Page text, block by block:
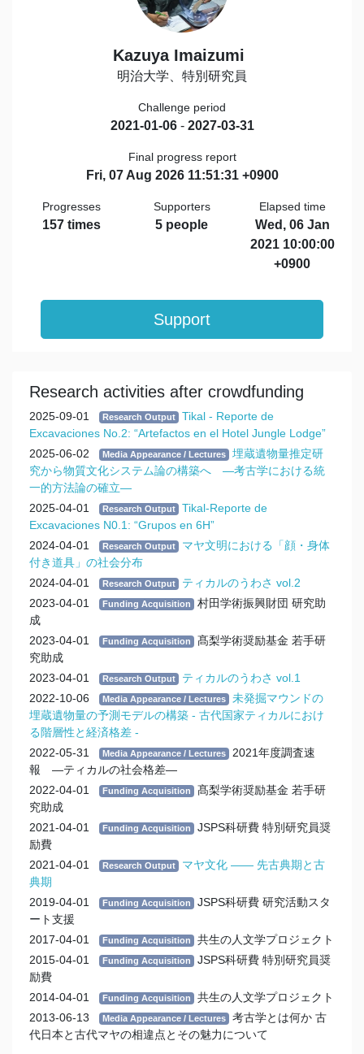
Kazuya Imaizumi
明治大学、特別研究員
Challenge period
2021-01-06- 2027-03-31
Final progress report
Fri, 07 Aug 2026 11:51:31 +0900
Progresses
157 times
Supporters
5 people
Elapsed time
Wed, 06 Jan
2021 10:00:00
+0900
Support
Research activities after crowdfunding
2025-09-01 Research Output
Tikal - Reporte de
Excavaciones No.2: “Artefactos en el Hotel Jungle Lodge”
2025-06-02
Media Appearance / Lectures
埋蔵遺物量推定研
究から物質文化システム論の構築へ ―考古学における統
一的方法論の確立―
2025-04-01
Research Output
Tikal-Reporte de
Excavaciones N0.1: “Grupos en 6H”
2024-04-01
Research Output
マヤ文明における「顔・身体
付き道具」の社会分布
2024-04-01
Research Output
ティカルのうわさ vol.2
2023-04-01
Funding Acquisition
村田学術振興財団 研究助
成
2023-04-01
Funding Acquisition
髙梨学術奨励基金 若手研
究助成
2023-04-01
Research Output
ティカルのうわさ vol.1
2022-10-06
Media Appearance / Lectures
未発掘マウンドの
埋蔵遺物量の予測モデルの構築 - 古代国家ティカルにおけ
る階層性と経済格差 -
2022-05-31
Media Appearance / Lectures
2021年度調査速
報 —ティカルの社会格差—
2022-04-01
Funding Acquisition
髙梨学術奨励基金 若手研
究助成
2021-04-01
Funding Acquisition
JSPS科研費 特別研究員奨
励費
2021-04-01
Research Output
マヤ文化 ―― 先古典期と古
典期
2019-04-01
Funding Acquisition
JSPS科研費 研究活動スタ
ート支援
2017-04-01
Funding Acquisition
共生の人文学プロジェクト
2015-04-01
Funding Acquisition
JSPS科研費 特別研究員奨
励費
2014-04-01
Funding Acquisition
共生の人文学プロジェクト
2013-06-13
Media Appearance / Lectures
考古学とは何か 古
代日本と古代マヤの相違点とその魅力について